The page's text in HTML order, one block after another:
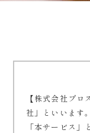
【株式会社プロ
社」といいます
「本サービス